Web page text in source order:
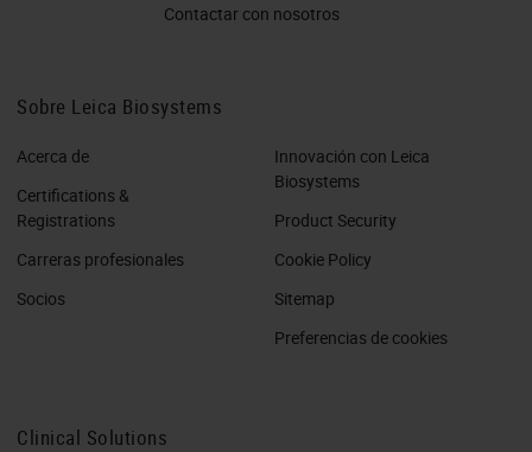
Contactar con nosotros
Sobre Leica Biosystems
Acerca de
Certifications &
Registrations
Carreras profesionales
Socios
Innovación con Leica
Biosystems
Product Security
Cookie Policy
Sitemap
Preferencias de cookies
Clinical Solutions